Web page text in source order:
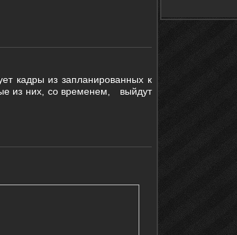
кадры из запланированных к
из них, со временем, выйдут